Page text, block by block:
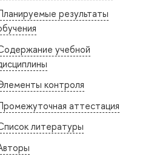
результаты
учебной
контроля
аттестация
литературы